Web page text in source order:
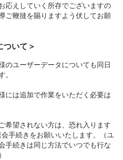
応えしていく所存でございますの
ご鞭撻を賜りますよう伏してお願
ついて＞
のユーザーデータについても同日
には追加で作業をいただく必要は
希望されない方は、恐れ入ります
手続きをお願いいたします。（ユ
手続きは同じ方法でいつでも行な